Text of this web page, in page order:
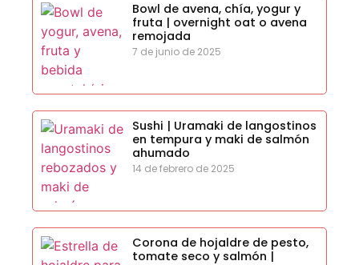
Bowl de avena, chía, yogur y
fruta | overnight oat o avena
remojada
7 de junio de 2025
Sushi | Uramaki de langostinos
en tempura y maki de salmón
ahumado
14 de febrero de 2025
Corona de hojaldre de pesto,
tomate seco y salmón |